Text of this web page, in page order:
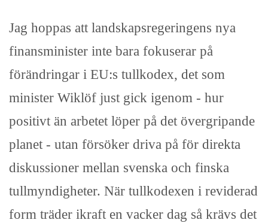
Jag hoppas att landskapsregeringens nya
finansminister inte bara fokuserar på
förändringar i EU:s tullkodex, det som
minister Wiklöf just gick igenom - hur
positivt än arbetet löper på det övergripande
planet - utan försöker driva på för direkta
diskussioner mellan svenska och finska
tullmyndigheter. När tullkodexen i reviderad
form träder ikraft en vacker dag så krävs det